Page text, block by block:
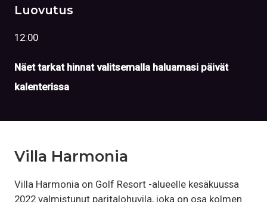
Luovutus
12:00
Näet tarkat hinnat valitsemalla haluamasi päivät
kalenterissa
Villa Harmonia
Villa Harmonia on Golf Resort -alueelle kesäkuussa
2022 valmistunut paritalohuvila, joka on osa kolmen